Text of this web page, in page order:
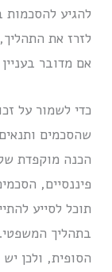
להגיע להסכמות
לזרז את
אם מדובר
כדי לשמור על
שהסכמים
הכנה מוקפדת
פיננסיים,
תוכל לסייע
בתהליך
הסופית, ולכן